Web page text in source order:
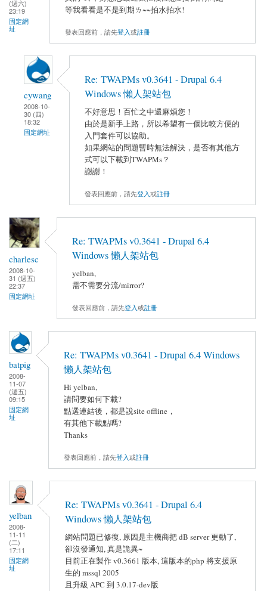
(週六)
23:19
固定網
址
等我看看是不是到期ㄌ~~拍水拍水!
發表回應前，請先登入或註冊
cywang
2008-10-
30 (四)
18:32
固定網址
Re: TWAPMs v0.3641 - Drupal 6.4
Windows 懶人架站包
不好意思！百忙之中還麻煩您！
由於是新手上路，所以希望有一個比較方便的
入門套件可以協助。
如果網站的問題暫時無法解決，是否有其他方
式可以下載到TWAPMs？
謝謝！
發表回應前，請先登入或註冊
charlesc
2008-10-
31 (週五)
22:37
固定網址
Re: TWAPMs v0.3641 - Drupal 6.4
Windows 懶人架站包
yelban,
需不需要分流/mirror?
發表回應前，請先登入或註冊
batpig
2008-
11-07
(週五)
09:15
固定網
址
Re: TWAPMs v0.3641 - Drupal 6.4 Windows
懶人架站包
Hi yelban,
請問要如何下載?
點選連結後，都是說site offline，
有其他下載點嗎?
Thanks
發表回應前，請先登入或註冊
yelban
2008-
11-11
(二)
17:11
固定網
址
Re: TWAPMs v0.3641 - Drupal 6.4
Windows 懶人架站包
網站問題已修復, 原因是主機商把 dB server 更動了,
卻沒發通知, 真是詭異~
目前正在製作 v0.3661 版本, 這版本的php 將支援原
生的 mssql 2005
且升級 APC 到 3.0.17-dev版